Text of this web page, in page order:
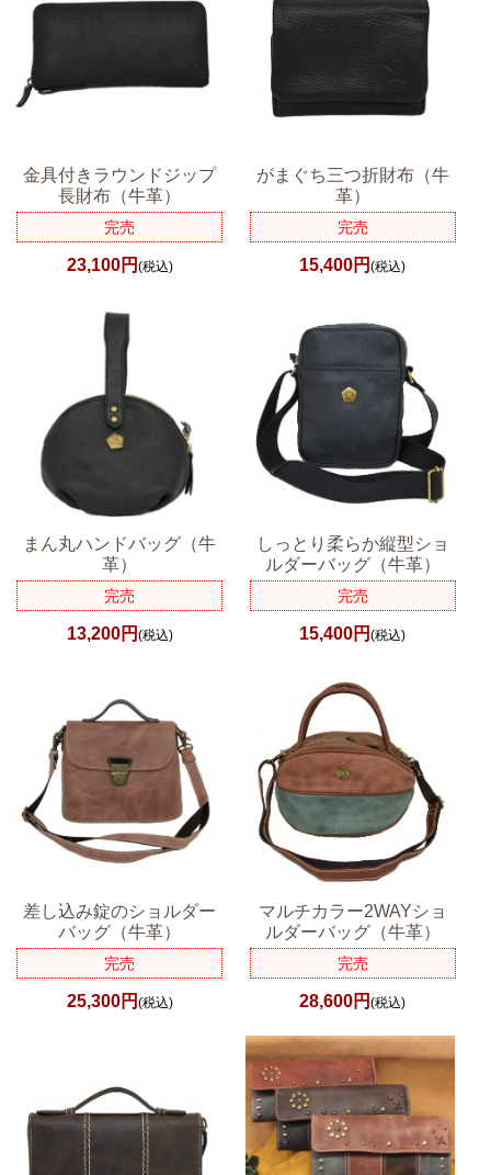
金具付きラウンドジップ
長財布（牛革）
完売
23,100円 (税込)
がまぐち三つ折財布（牛
革）
完売
15,400円(税込)
まん丸ハンドバッグ（牛
革）
完売
13,200円 (税込)
しっとり柔らか縦型ショ
ルダーバッグ（牛革）
完売
15,400円(税込)
差し込み錠のショルダー
バッグ（牛革）
完売
25,300円 (税込)
マルチカラー2WAYショ
ルダーバッグ（牛革）
完売
28,600円(税込)